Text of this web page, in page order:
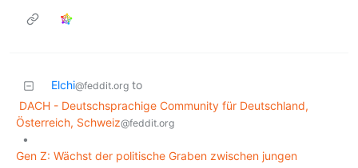
Elchi@feddit.org to
DACH - Deutschsprachige Community für Deutschland,
Österreich, Schweiz@feddit.org
•
Gen Z: Wächst der politische Graben zwischen jungen